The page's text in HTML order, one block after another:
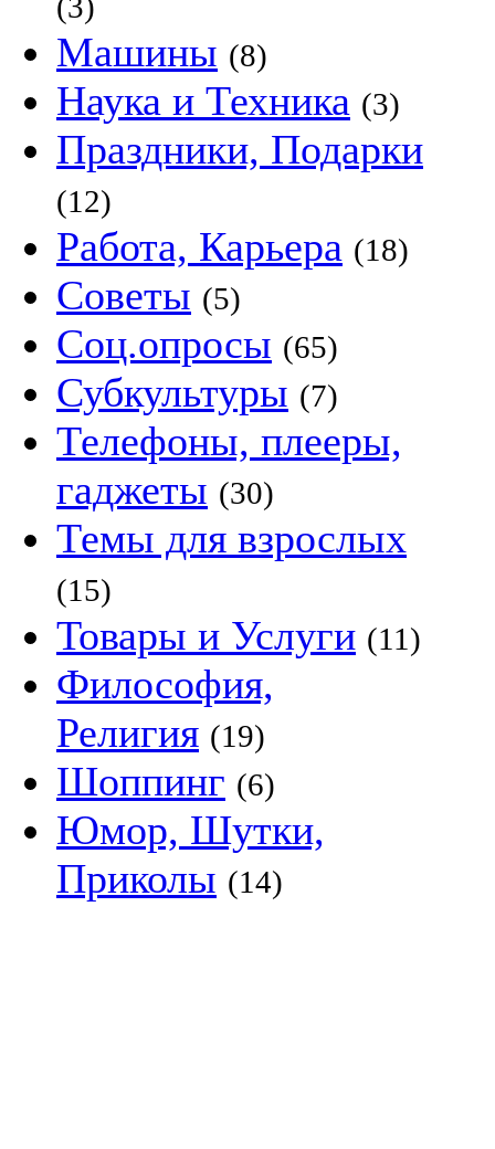
Машины (8)
Наука и Техника (3)
Праздники, Подарки
(12)
Работа, Карьера (18)
Советы (5)
Соц.опросы (65)
Субкультуры (7)
Телефоны, плееры,
гаджеты (30)
Темы для взрослых
(15)
Товары и Услуги (11)
Философия,
Религия (19)
Шоппинг (6)
Юмор, Шутки,
Приколы (14)